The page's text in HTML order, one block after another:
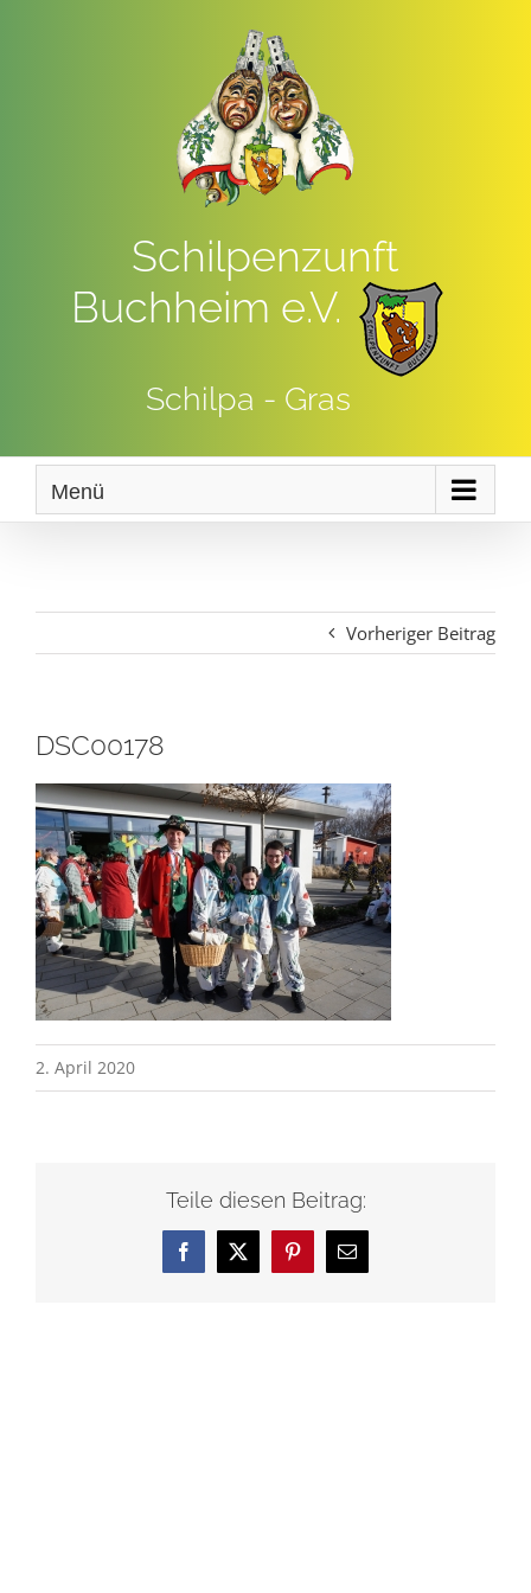
Schilpenzunft
Buchheim e.V.
Schilpa - Gras
Menü
Vorheriger Beitrag
DSC00178
2. April 2020
Teile diesen Beitrag:
Facebook
X Pinterest
E-
Mail